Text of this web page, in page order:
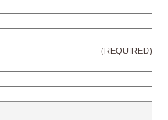
(REQUIRED)